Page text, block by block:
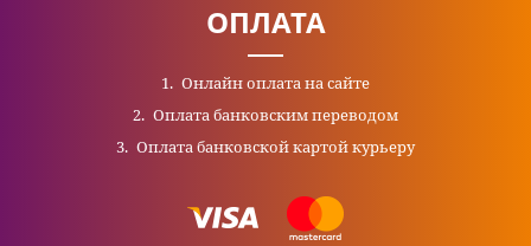
ОПЛАТА
Онлайн оплата на сайте
Оплата банковским переводом
Оплата банковской картой курьеру